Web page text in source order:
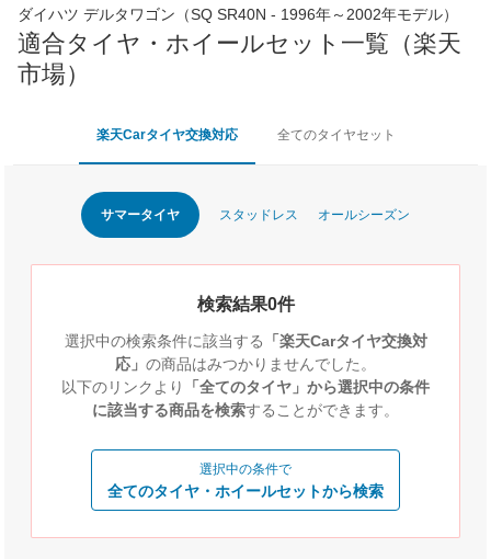
ダイハツ デルタワゴン（SQ SR40N - 1996年～2002年モデル）
適合タイヤ・ホイールセット一覧（楽天
市場）
楽天Carタイヤ交換対応 全てのタイヤセット
サマータイヤ スタッドレス オールシーズン
検索結果0件
選択中の検索条件に該当する 「楽天Carタイヤ交換対
応」 の商品はみつかりませんでした。
以下のリンクより
「全てのタイヤ」から選択中の条件
に該当する商品を検索することができます。
選択中の条件で
全てのタイヤ・ホイールセットから検索